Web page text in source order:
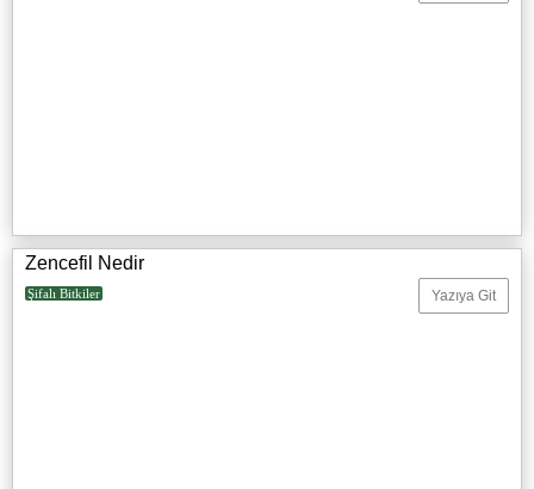
Zencefil Nedir
Şifalı Bitkiler Yazıya Git